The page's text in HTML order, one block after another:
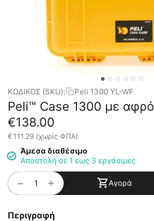
ΚΩΔΙΚΟΣ (SKU): Peli 1300 YL-WF
Peli™ Case 1300 με αφρό
€138.00
€111.29 (χωρίς ΦΠΑ)
Άμεσα διαθέσιμο
Αποστολή σε 1 εως 3 εργάσιμες
+
− Αγορά
Περιγραφή